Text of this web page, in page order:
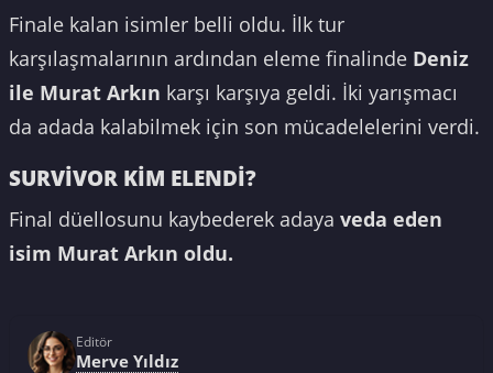
Finale kalan isimler belli oldu. İlk tur
karşılaşmalarının ardından eleme finalinde Deniz
ile Murat Arkın karşı karşıya geldi. İki yarışmacı
da adada kalabilmek için son mücadelelerini verdi.
SURVİVOR KİM ELENDİ?
Final düellosunu kaybederek adaya veda eden
isim Murat Arkın oldu.
Editör
Merve Yıldız